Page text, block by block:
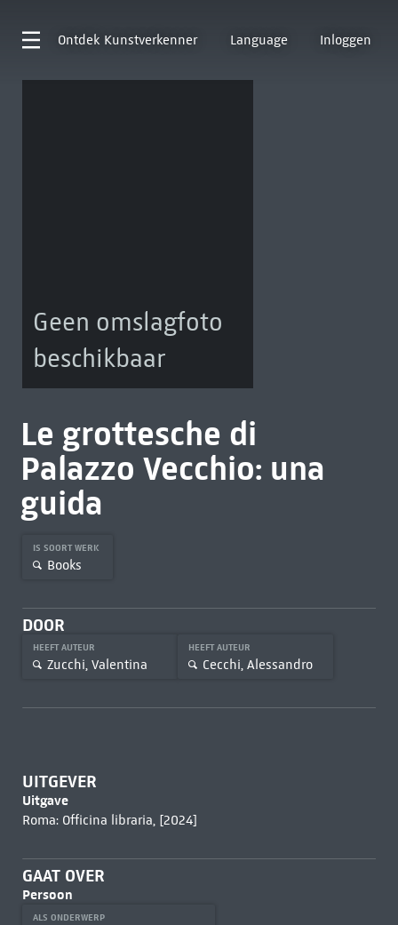
Ontdek Kunstverkenner Language Inloggen
Geen omslagfoto
beschikbaar
Le grottesche di
Palazzo Vecchio: una
guida
IS SOORT WERK
Books
DOOR
HEEFT AUTEUR
Zucchi, Valentina
HEEFT AUTEUR
Cecchi, Alessandro
UITGEVER
Uitgave
Roma: Officina libraria, [2024]
GAAT OVER
Persoon
ALS ONDERWERP